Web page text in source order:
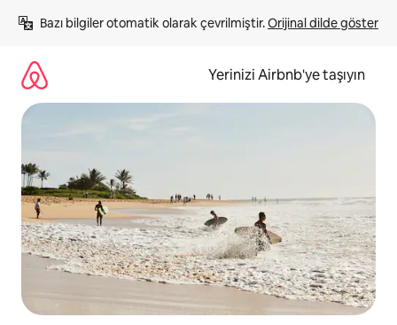
atla
Bazı bilgiler otomatik olarak çevrilmiştir. Orijinal dilde göster
Yerinizi Airbnb'ye taşıyın